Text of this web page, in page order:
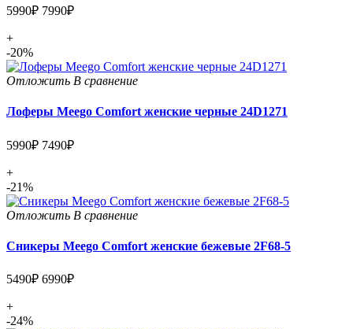
5990₽ 7990₽
+
-20%
Отложить В сравнение
Лоферы Meego Comfort женские черные 24D1271
5990₽ 7490₽
+
-21%
Отложить В сравнение
Сникеры Meego Comfort женские бежевые 2F68-5
5490₽ 6990₽
+
-24%